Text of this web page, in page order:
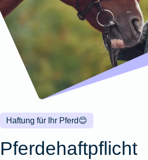
Wohnungsschutzbrief
Produktübersicht
Gewässerschadenhaftpflicht
Produktübersicht
Reisehaftpflichtversicherung
Reiserücktrittsversicherung
Produktübersicht
Produktübersicht
Produktübersicht
Produktübersicht
Montageversicherung
Produktübersicht
Gruppenunfall für
Gruppenunfall für
Produktübersicht
Kunstversicherung
Ausstellungsversicherung
Valorenversicherung
Oldtimersammlungsversicherung
Zur
😊
Haftung für Ihr Pferd
Pferdehaftpflicht